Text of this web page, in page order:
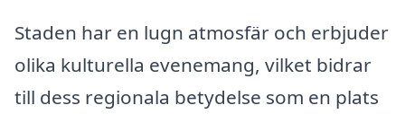
Staden har en lugn atmosfär och erbjuder
olika kulturella evenemang, vilket bidrar
till dess regionala betydelse som en plats